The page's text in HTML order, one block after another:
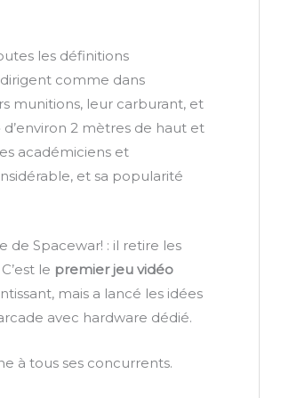
les définitions
comme dans
munitions, leur carburant, et
2 mètres de haut et
académiciens et
et sa popularité
de Spacewar! : il retire les
le premier jeu vidéo
mais a lancé les idées
avec hardware dédié.
à tous ses concurrents.